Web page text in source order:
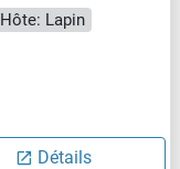
Hôte: Lapin
Détails